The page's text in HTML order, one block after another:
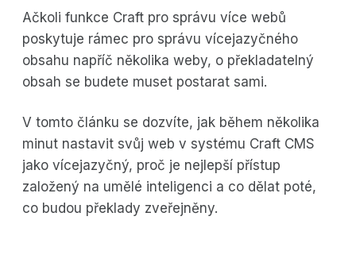
Ačkoli funkce Craft pro správu více webů
poskytuje rámec pro správu vícejazyčného
obsahu napříč několika weby, o překladatelný
obsah se budete muset postarat sami.
V tomto článku se dozvíte, jak během několika
minut nastavit svůj web v systému Craft CMS
jako vícejazyčný, proč je nejlepší přístup
založený na umělé inteligenci a co dělat poté,
co budou překlady zveřejněny.